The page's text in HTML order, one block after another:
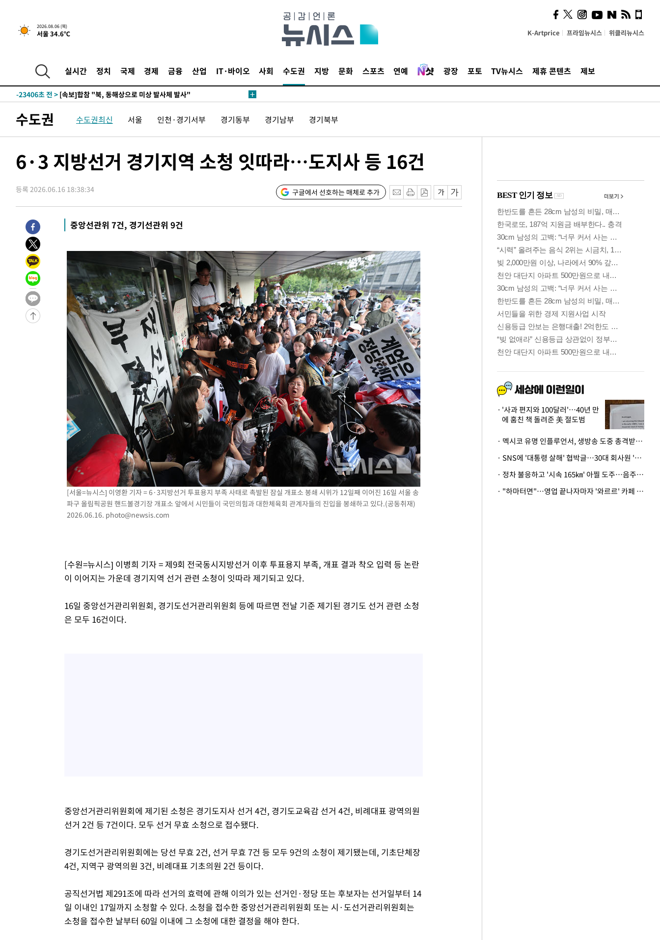
2026.08.06 (목)
서울 34.6℃ K-Artprice 프라임뉴시스 위클리뉴시스
실시간 정치 국제 경제 금융 산업 IT·바이오 사회 수도권 지방 문화 스포츠 연예 광장 포토 TV뉴시스 제휴 콘텐츠 제보
6분 전 > [속보]경찰, '홍명보 선임 논란' 대한축구협회·축구회관 등 압수수색
-25570초 전 >
日방위성, 北이 동해로 쏜 발사체는 탄도미사일 가능성
-24000초 전 >
-23406초 전 > [속보]합참 "북, 동해상으로 미상 발사체 발사"
-22761초 전 >
[속보]7~9일 프로야구 3연전도 폭염 취소…11일 재개
-22423초 전 >"韓 외환시장 개입 관측 배경엔 美의 대한국 무역적자 있어"
-22090초 전 >서울 낮 37.9도, 올여름 최고치 경신…영등포 순간 '40도'
-17747초 전 >[속보]코스닥, 800p 회복…0.26% 오른 801.67 마감
-17677초 전 >[속보]코스피, 301.88포인트(4.58%) 내린 6296.38 마감
-17542초 전 >
[속보]원·달러 환율, 0.7원 내린 1423.8원 마감
-15141초 전 >
"여기 떨어졌다"…다누리, 스페이스X 로켓 달 충돌 흔적 포착
-12186초 전 >
-4787초 전 >
내일까지 39도 '펄펄'…기상청 "태풍 지나며 폭염 잠시 꺾인다"
-4424초 전 >
트럼프, 한국계 진보 주지사 후보 맹공…"공산주의가 최대 위협"
-4402초 전 >
"美간섭에 합의 지연"…트럼프, '이란 호르무즈 통제권' 수용할까
-922초 전 >
[속보]산업장관 "李정부, 원전 반대 안해…안정 전력 위해 불가피"
6분 전 >[속보]경찰, '홍명보 선임 논란' 대한축구협회·축구회관 등 압수수색
[속보]합참 "北 발사체는 단거리탄도미사일…감시·경계태세 강
日방위성, 北이 동해로 쏜 발사체는 탄도미사일 가능성
[속보] SKT, 에이닷 서비스 장애 발생…"원인 파악 중"
[속보]합참 "북, 동해상으로 미상 발사체 발사"
'낮 최고 39도' 불볕더위…한밤 열대야도 계속[내일날씨]
[속보]7~9일 프로야구 3연전도 폭염 취소…11일 재개
"韓 외환시장 개입 관측 배경엔 美의 대한국 무역적자 있어"
'월드컵 탈락 후폭풍' 축구협회…초유의 압수수색에 '충격·당황'
서울 낮 37.9도, 올여름 최고치 경신…영등포 순간 '40도'
[속보]종합특검, 대검 추가 압수수색…내란 중요임무종사 혐의
[속보]코스닥, 800p 회복…0.26% 오른 801.67 마감
[속보]코스피, 301.88포인트(4.58%) 내린 6296.38 마감
[속보]원·달러 환율, 0.7원 내린 1423.8원 마감
"여기 떨어졌다"…다누리, 스페이스X 로켓 달 충돌 흔적 포착
손흥민, 5경기 연속골 실패…LAFC는 승부차기 끝 과달라하라 격파
"美간섭에 합의 지연"…트럼프, '이란 호르무즈 통제권' 수용할까
[속보]산업장관 "李정부, 원전 반대 안해…안정 전력 위해 불가피"
수도권 수도권최신 서울 인천·경기서부 경기동부 경기남부 경기북부
6·3 지방선거 경기지역 소청 잇따라…도지사 등 16건
등록 2026.06.16 18:38:34 구글에서 선호하는 매체로 추가
중앙선관위 7건, 경기선관위 9건
[서울=뉴시스] 이영환 기자 = 6·3지방선거 투표용지 부족 사태로 촉발된 잠실 개표소 봉쇄 시위가 12일째 이어진 16일 서울 송
파구 올림픽공원 핸드볼경기장 개표소 앞에서 시민들이 국민의힘과 대한체육회 관계자들의 진입을 봉쇄하고 있다.(공동취재)
2026.06.16. photo@newsis.com
[수원=뉴시스] 이병희 기자 = 제9회 전국동시지방선거 이후 투표용지 부족, 개표 결과 착오 입력 등 논란
이 이어지는 가운데 경기지역 선거 관련 소청이 잇따라 제기되고 있다.
16일 중앙선거관리위원회, 경기도선거관리위원회 등에 따르면 전날 기준 제기된 경기도 선거 관련 소청
은 모두 16건이다.
중앙선거관리위원회에 제기된 소청은 경기도지사 선거 4건, 경기도교육감 선거 4건, 비례대표 광역의원
선거 2건 등 7건이다. 모두 선거 무효 소청으로 접수됐다.
경기도선거관리위원회에는 당선 무효 2건, 선거 무효 7건 등 모두 9건의 소청이 제기됐는데, 기초단체장
4건, 지역구 광역의원 3건, 비례대표 기초의원 2건 등이다.
공직선거법 제291조에 따라 선거의 효력에 관해 이의가 있는 선거인·정당 또는 후보자는 선거일부터 14
일 이내인 17일까지 소청할 수 있다. 소청을 접수한 중앙선거관리위원회 또는 시·도선거관리위원회는
소청을 접수한 날부터 60일 이내에 그 소청에 대한 결정을 해야 한다.
의견, 국토부·LH에 충실히
전달할 것"
'사과 편지와 100달러'…40년 만
에 훔친 책 돌려준 美 절도범
· 멕시코 유명 인플루언서, 생방송 도중 총격받아 사망
· SNS에 '대통령 살해' 협박글…30대 회사원 '불구속 송치'
· 정차 불응하고 '시속 165㎞' 아찔 도주…음주운전자 체포
· "하마터면"…영업 끝나자마자 '와르르' 카페 테라스 덮친 대리석 외벽